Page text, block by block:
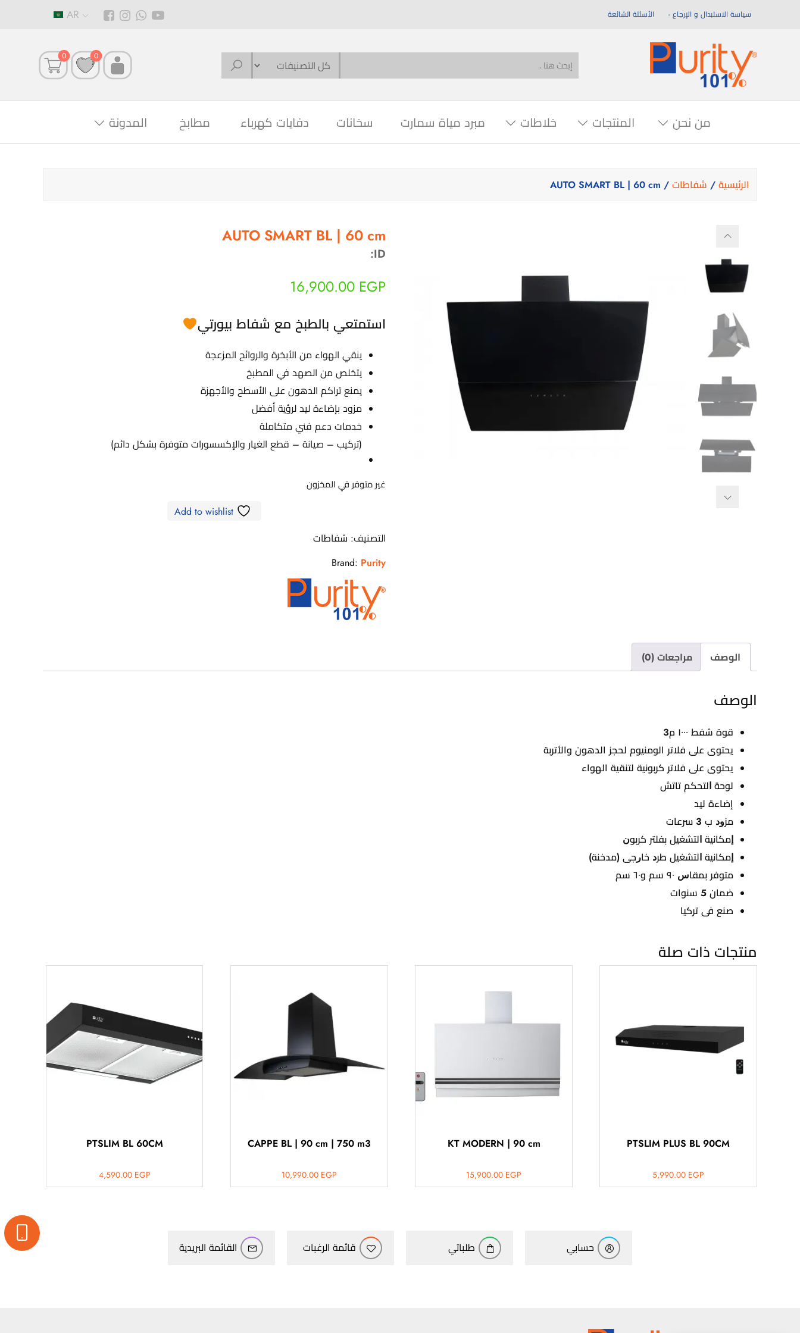
AR سياسة الاستبدال و الإرجاع الأسئلة الشائعة
0
0
من نحن المنتجات خلاطات مبرد مياة سمارت سخانات دفايات كهرباء مطابخ المدونة
الرئيسية / شفاطات / AUTO SMART BL | 60 cm
AUTO SMART BL | 60 cm
ID:
16,900.00 EGP
استمتعي بالطبخ مع شفاط بيورتي
ينقي الهواء من الأبخرة والروائح المزعجة
يتخلص من الصهد في المطبخ
يمنع تراكم الدهون على الأسطح والأجهزة
مزود بإضاءة ليد لرؤية أفضل
خدمات دعم فني متكاملة
(تركيب – صيانة – قطع الغيار والإكسسورات متوفرة بشكل دائم)
غير متوفر في المخزون
Add to wishlist
التصنيف: شفاطات
Brand: Purity
الوصف مراجعات (0)
الوصف
قوة شفط ١٠٠٠ م3
يحتوى على فلاتر الومنيوم لحجز الدهون والأتربة
يحتوى على فلاتر كربونية لتنقية الهواء
ﻟﻮﺣﺔ ﺍﻟﺘﺤﻜﻢ تاتش
إضاءة ليد
ﻣﺰﻭﺩ ب 3 سرعات
ﺇﻣﻜﺎﻧﻴﺔ ﺍﻟﺘﺸﻐﻴﻞ ﺑﻔﻠﺘﺮ ﻛﺮﺑﻮﻥ
ﺇﻣﻜﺎﻧﻴﺔ ﺍﻟﺘﺸﻐﻴﻞ ﻃﺮﺩ ﺧﺎﺭﺟﻰ (ﻣﺪﺧﻨﺔ)
ﻣﺘﻮﻓﺮ ﺑﻤﻘﺎﺱ ٩٠ سم و٦٠ سم
ضمان 5 سنوات
ﺻﻨﻊ ﻓﻰ ﺗﺮﻛﻴﺎ
منتجات ذات صلة
PTSLIM PLUS BL 90CM
5,990.00 EGP
KT MODERN | 90 cm
15,900.00 EGP
CAPPE BL | 90 cm | 750 m3
10,990.00 EGP
PTSLIM BL 60CM
4,590.00 EGP
حسابي طلباتي قائمة الرغبات القائمة البريدية